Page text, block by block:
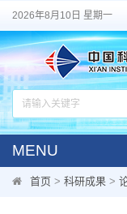
2026年8月10日 星期一
MENU
首页 > 科研成果 >